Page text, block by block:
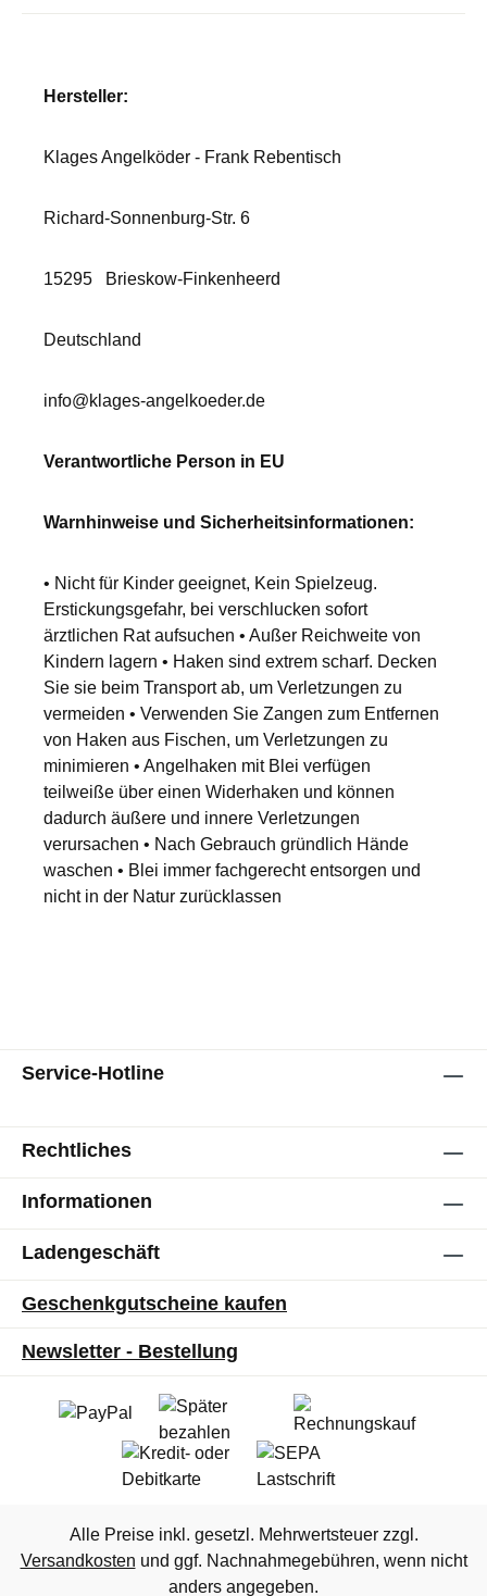
Hersteller:
Klages Angelköder - Frank Rebentisch
Richard-Sonnenburg-Str. 6
15295 Brieskow-Finkenheerd
Deutschland
info@klages-angelkoeder.de
Verantwortliche Person in EU
Warnhinweise und Sicherheitsinformationen:
• Nicht für Kinder geeignet, Kein Spielzeug.
Erstickungsgefahr, bei verschlucken sofort
ärztlichen Rat aufsuchen • Außer Reichweite von
Kindern lagern • Haken sind extrem scharf. Decken
Sie sie beim Transport ab, um Verletzungen zu
vermeiden • Verwenden Sie Zangen zum Entfernen
von Haken aus Fischen, um Verletzungen zu
minimieren • Angelhaken mit Blei verfügen
teilweiße über einen Widerhaken und können
dadurch äußere und innere Verletzungen
verursachen • Nach Gebrauch gründlich Hände
waschen • Blei immer fachgerecht entsorgen und
nicht in der Natur zurücklassen
Service-Hotline
Rechtliches
Informationen
Ladengeschäft
Geschenkgutscheine kaufen
Newsletter - Bestellung
Alle Preise inkl. gesetzl. Mehrwertsteuer zzgl.
Versandkosten und ggf. Nachnahmegebühren, wenn nicht
anders angegeben.